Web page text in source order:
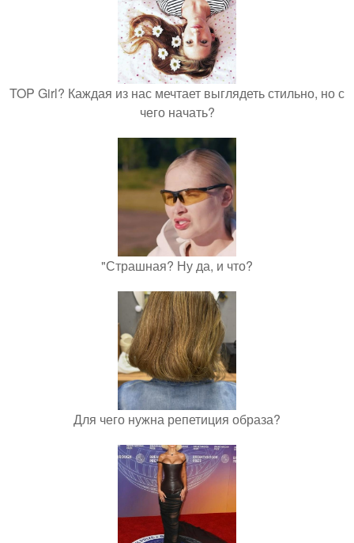
TOP Girl? Каждая из нас мечтает выглядеть стильно, но с
чего начать?
"Страшная? Ну да, и что?
Для чего нужна репетиция образа?